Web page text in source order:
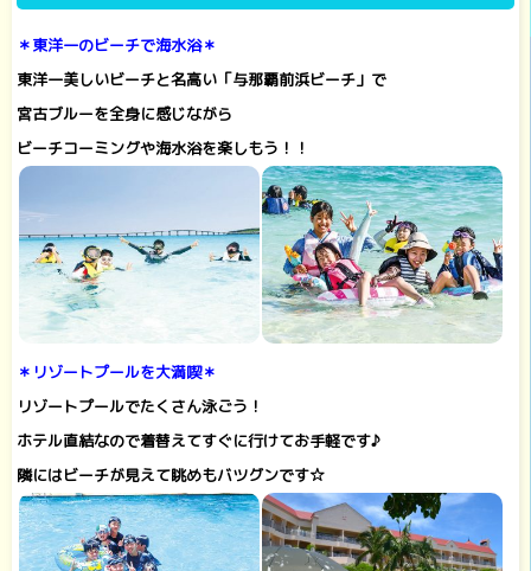
＊東洋一のビーチで海水浴＊
東洋一美しいビーチと名高い「与那覇前浜ビーチ」で
宮古ブルーを全身に感じながら
ビーチコーミングや海水浴を楽しもう！！
＊リゾートプールを大満喫＊
リゾートプールでたくさん泳ごう！
ホテル直結なので着替えてすぐに行けてお手軽です♪
隣にはビーチが見えて眺めもバツグンです☆